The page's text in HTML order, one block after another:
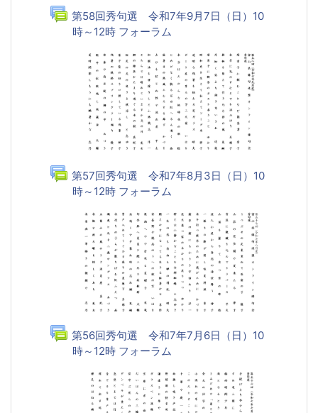
第58回秀句選 令和7年9月7日（日）10
時～12時 フォーラム
第57回秀句選 令和7年8月3日（日）10
時～12時 フォーラム
第56回秀句選 令和7年7月6日（日）10
時～12時 フォーラム